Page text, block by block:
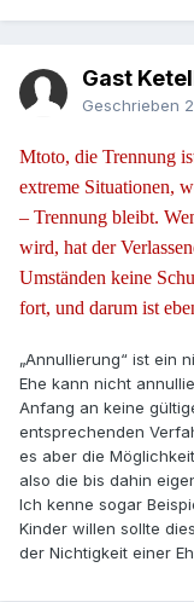
Gast
Geschrieben
Mtoto, die Trennung
extreme Situationen,
– Trennung bleibt.
wird, hat der
Umständen keine
fort, und darum ist
„Annullierung“ ist ein
Ehe kann nicht
Anfang an keine
entsprechenden
es aber die
also die bis dahin
Ich kenne sogar
Kinder willen sollte
der Nichtigkeit einer